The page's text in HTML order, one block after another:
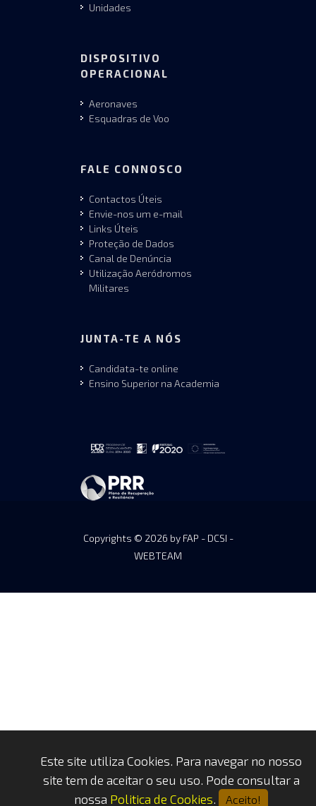
Unidades
DISPOSITIVO
OPERACIONAL
Aeronaves
Esquadras de Voo
FALE CONNOSCO
Contactos Úteis
Envie-nos um e-mail
Links Úteis
Proteção de Dados
Canal de Denúncia
Utilização Aeródromos
Militares
JUNTA-TE A NÓS
Candidata-te online
Ensino Superior na Academia
Copyrights © 2026 by FAP - DCSI -
WEBTEAM
Este site utiliza Cookies. Para navegar no nosso
site tem de aceitar o seu uso. Pode consultar a
nossa Politica de Cookies. Aceito!